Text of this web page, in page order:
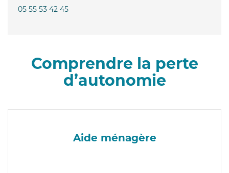
05 55 53 42 45
Comprendre la perte
d’autonomie
Aide ménagère